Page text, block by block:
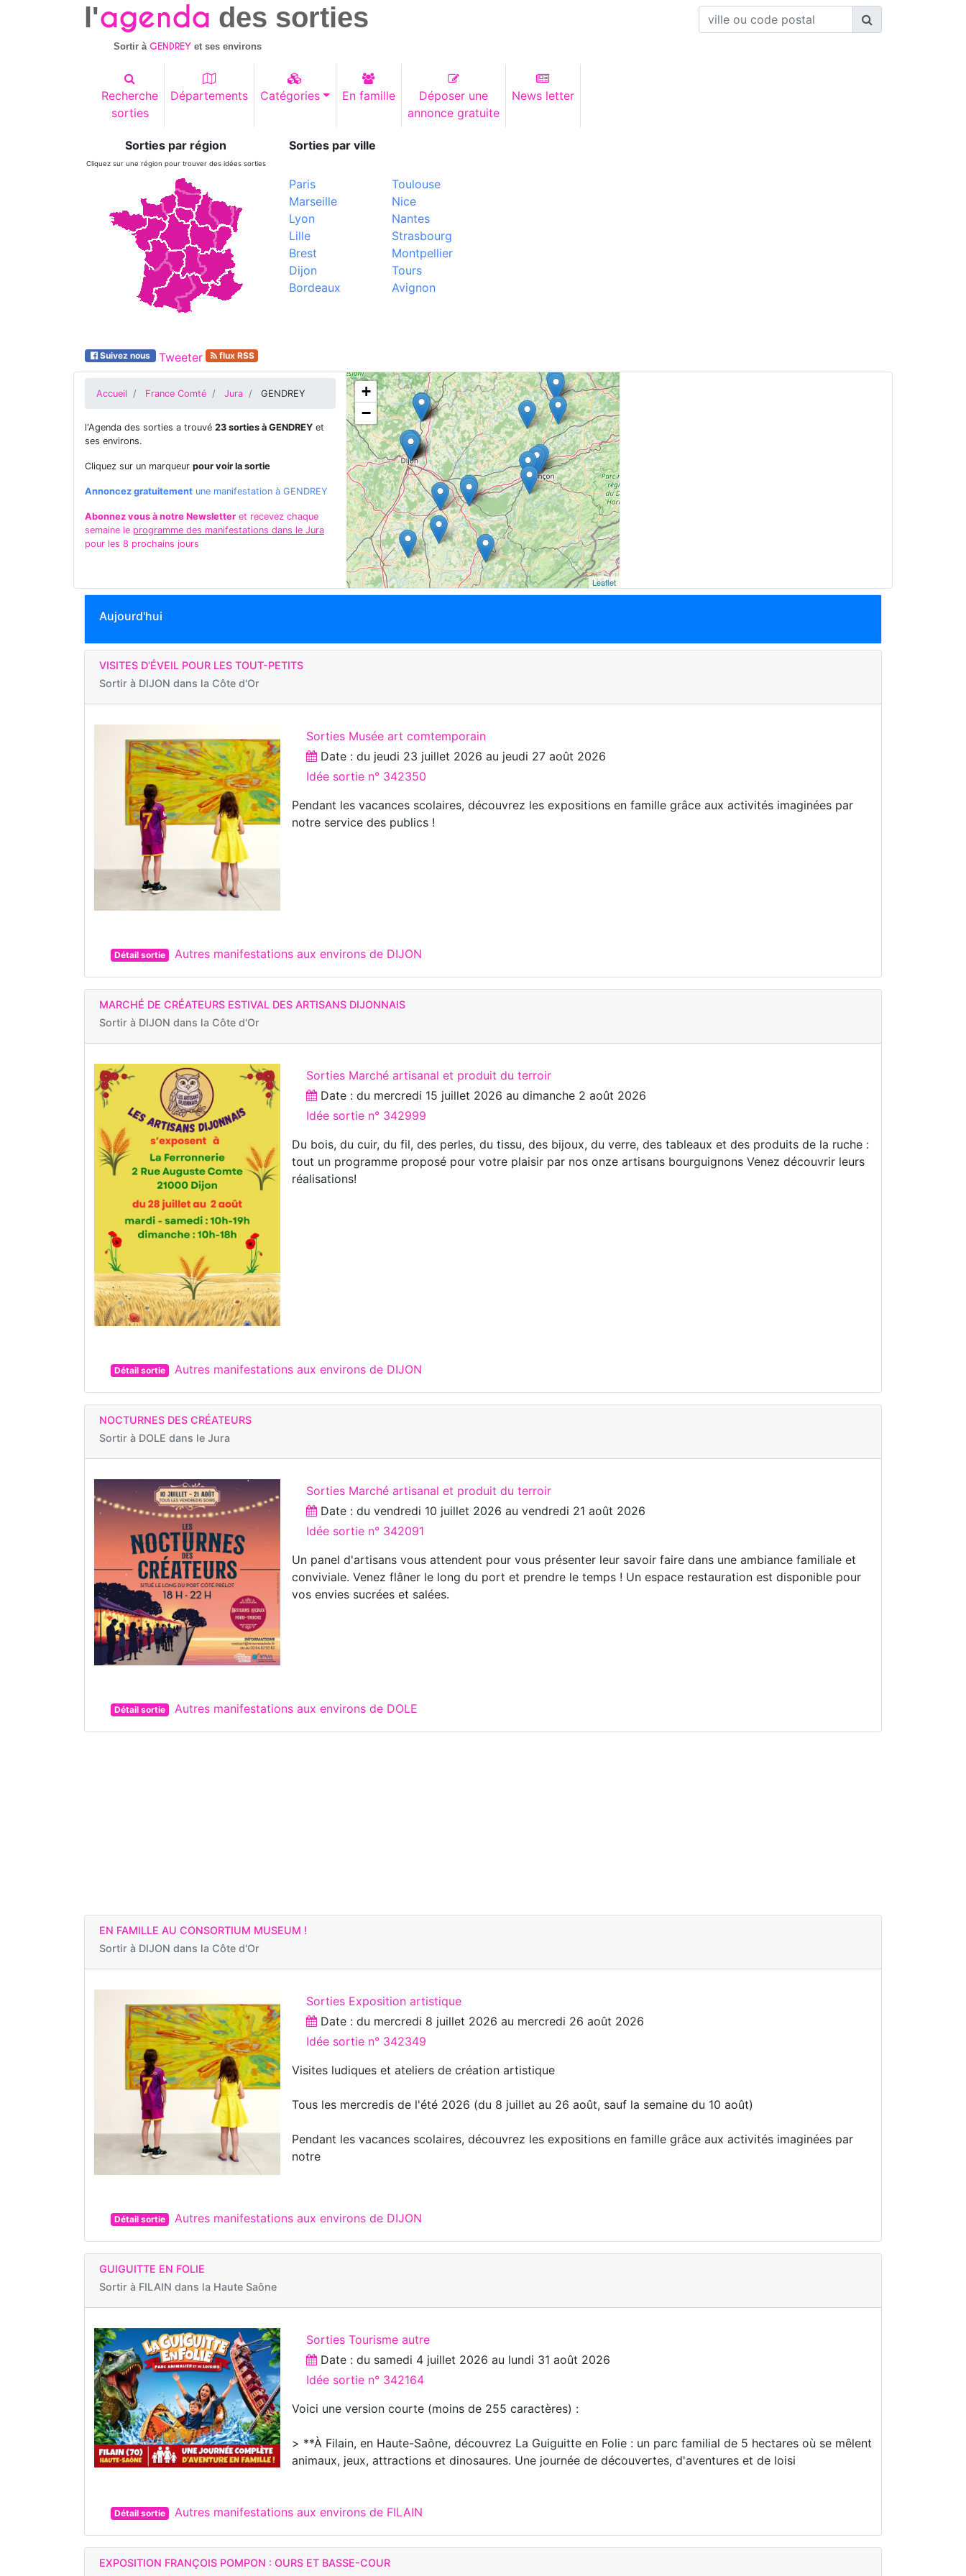
l'agenda des sorties
Sortir àGENDREY et ses environs
Recherche
sorties
Départements Catégories En famille
Déposer une
annonce gratuite
News letter
Sorties par région
Cliquez sur une région pour trouver des idées sorties
Sorties par ville
Paris
Marseille
Lyon
Lille
Brest
Dijon
Bordeaux
Toulouse
Nice
Nantes
Strasbourg
Montpellier
Tours
Avignon
Suivez nous Tweeter flux RSS
Accueil France Comté Jura GENDREY
l'Agenda des sorties a trouvé 23 sorties à GENDREY et
ses environs.
Cliquez sur un marqueur pour voir la sortie
Annoncez gratuitement une manifestation à GENDREY
Abonnez vous à notre Newsletter et recevez chaque
semaine le programme des manifestations dans le Jura
pour les 8 prochains jours
+
−
Leaflet
Aujourd'hui
VISITES D’ÉVEIL POUR LES TOUT-PETITS
Sortir à DIJON dans la Côte d'Or
Sorties Musée art comtemporain
Date : du jeudi 23 juillet 2026 au jeudi 27 août 2026
Idée sortie n° 342350
Pendant les vacances scolaires, découvrez les expositions en famille grâce aux activités imaginées par
notre service des publics !
Détail sortie Autres manifestations aux environs de DIJON
MARCHÉ DE CRÉATEURS ESTIVAL DES ARTISANS DIJONNAIS
Sortir à DIJON dans la Côte d'Or
Sorties Marché artisanal et produit du terroir
Date : du mercredi 15 juillet 2026 au dimanche 2 août 2026
Idée sortie n° 342999
Du bois, du cuir, du fil, des perles, du tissu, des bijoux, du verre, des tableaux et des produits de la ruche :
tout un programme proposé pour votre plaisir par nos onze artisans bourguignons Venez découvrir leurs
réalisations!
Détail sortie Autres manifestations aux environs de DIJON
NOCTURNES DES CRÉATEURS
Sortir à DOLE dans le Jura
Sorties Marché artisanal et produit du terroir
Date : du vendredi 10 juillet 2026 au vendredi 21 août 2026
Idée sortie n° 342091
Un panel d'artisans vous attendent pour vous présenter leur savoir faire dans une ambiance familiale et
conviviale. Venez flâner le long du port et prendre le temps ! Un espace restauration est disponible pour
vos envies sucrées et salées.
Détail sortie Autres manifestations aux environs de DOLE
EN FAMILLE AU CONSORTIUM MUSEUM !
Sortir à DIJON dans la Côte d'Or
Sorties Exposition artistique
Date : du mercredi 8 juillet 2026 au mercredi 26 août 2026
Idée sortie n° 342349
Visites ludiques et ateliers de création artistique
Tous les mercredis de l'été 2026 (du 8 juillet au 26 août, sauf la semaine du 10 août)
Pendant les vacances scolaires, découvrez les expositions en famille grâce aux activités imaginées par
notre
Détail sortie Autres manifestations aux environs de DIJON
GUIGUITTE EN FOLIE
Sortir à FILAIN dans la Haute Saône
Sorties Tourisme autre
Date : du samedi 4 juillet 2026 au lundi 31 août 2026
Idée sortie n° 342164
Voici une version courte (moins de 255 caractères) :
> **À Filain, en Haute-Saône, découvrez La Guiguitte en Folie : un parc familial de 5 hectares où se mêlent
animaux, jeux, attractions et dinosaures. Une journée de découvertes, d'aventures et de loisi
Détail sortie Autres manifestations aux environs de FILAIN
EXPOSITION FRANÇOIS POMPON : OURS ET BASSE-COUR